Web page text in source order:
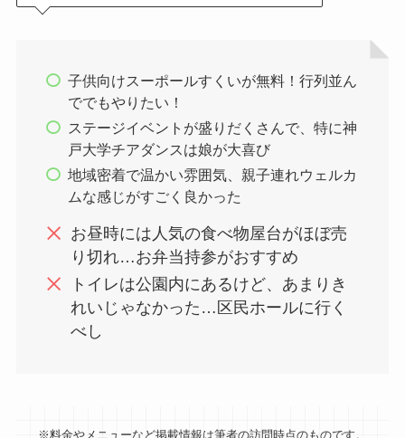
子供向けスーポールすくいが無料！行列並ん
ででもやりたい！
ステージイベントが盛りだくさんで、特に神
戸大学チアダンスは娘が大喜び
地域密着で温かい雰囲気、親子連れウェルカ
ムな感じがすごく良かった
お昼時には人気の食べ物屋台がほぼ売
り切れ…お弁当持参がおすすめ
トイレは公園内にあるけど、あまりき
れいじゃなかった…区民ホールに行く
べし
※料金やメニューなど掲載情報は筆者の訪問時点のものです。